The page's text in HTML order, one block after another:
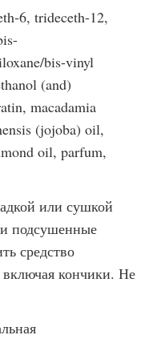
6, trideceth-12,
bis-vinyl
(and)
macadamia
(jojoba) oil,
oil, parfum,
или сушкой
подсушенные
средство
включая кончики. Не